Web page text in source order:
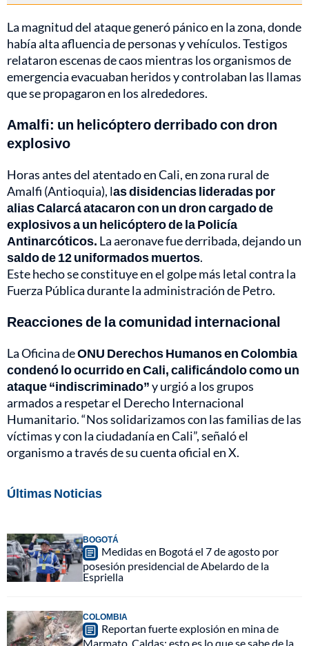
La magnitud del ataque generó pánico en la zona, donde
había alta afluencia de personas y vehículos. Testigos
relataron escenas de caos mientras los organismos de
emergencia evacuaban heridos y controlaban las llamas
que se propagaron en los alrededores.
Amalfi: un helicóptero derribado con dron
explosivo
Horas antes del atentado en Cali, en zona rural de
Amalfi (Antioquia), las disidencias lideradas por
alias Calarcá atacaron con un dron cargado de
explosivos a un helicóptero de la Policía
Antinarcóticos. La aeronave fue derribada, dejando un
saldo de 12 uniformados muertos.
Este hecho se constituye en el golpe más letal contra la
Fuerza Pública durante la administración de Petro.
Reacciones de la comunidad internacional
La Oficina deONU Derechos Humanos en Colombia
condenó lo ocurrido en Cali, calificándolo como un
ataque “indiscriminado”y urgió a los grupos
armados a respetar el Derecho Internacional
Humanitario. “Nos solidarizamos con las familias de las
víctimas y con la ciudadanía en Cali”, señaló el
organismo a través de su cuenta oficial en X.
Últimas Noticias
BOGOTÁ
Medidas en Bogotá el 7 de agosto por
posesión presidencial de Abelardo de la
Espriella
COLOMBIA
Reportan fuerte explosión en mina de
Marmato, Caldas: esto es lo que se sabe de la